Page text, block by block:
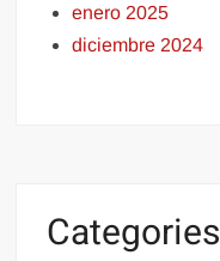
enero 2025
diciembre 2024
Categories